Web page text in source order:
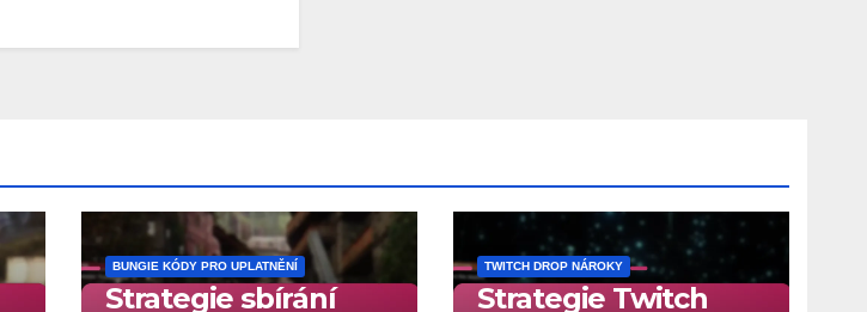
BUNGIE KÓDY PRO UPLATNĚNÍ
Strategie sbírání
TWITCH DROP NÁROKY
Strategie Twitch